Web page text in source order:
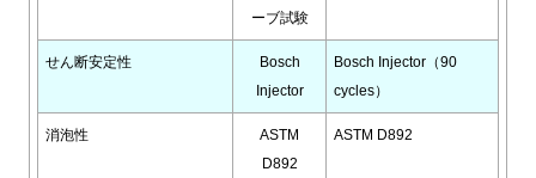
ーブ試験
せん断安定性
Bosch
Injector
Bosch Injector（90
cycles）
消泡性
ASTM
D892
ASTM D892